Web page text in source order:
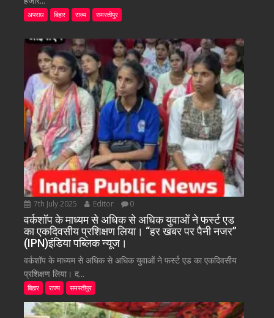
अपराध बिहार राज्य समस्तीपुर
7th July 2025 Editor 0
वर्कशॉप के माध्यम से अधिक से अधिक युवाओं ने फर्स्ट एड
का एकदिवसीय प्रशिक्षण लिया। “हर खबर पर पैनी नजर”
(IPN)इंडिया पब्लिक न्यूज।
वर्कशॉप के माध्यम से अधिक से अधिक युवाओं ने फर्स्ट एड का एकदिवसीय
प्रशिक्षण लिया। द...
बिहार राज्य समस्तीपुर